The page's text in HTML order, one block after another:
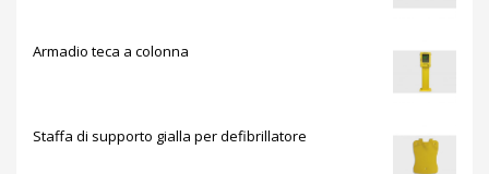
Armadio teca a colonna
Staffa di supporto gialla per defibrillatore